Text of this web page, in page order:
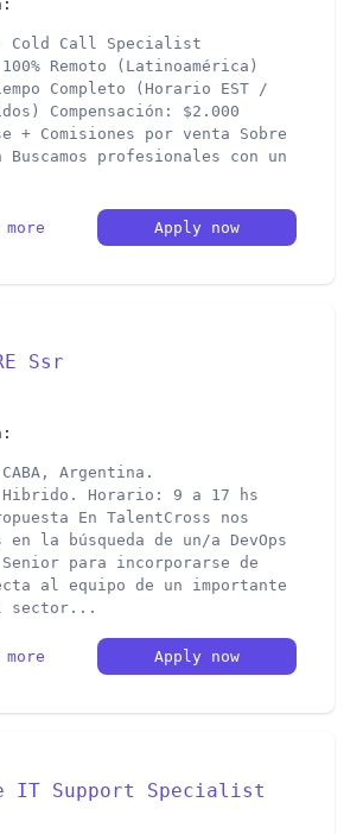
- Cold Call Specialist
Remoto (Latinoamérica)
Completo (Horario EST /
Compensación: $2.000
+ Comisiones por venta Sobre
profesionales con un
Apply now
Ssr
Argentina.
Hibrido. Horario: 9 a 17 hs
En TalentCross nos
en la búsqueda de un/a DevOps
Senior para incorporarse de
al equipo de un importante
sector...
Apply now
IT Support Specialist